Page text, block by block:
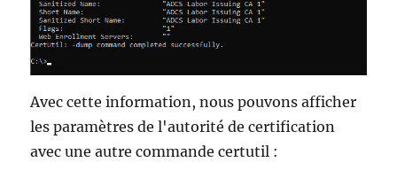
Avec cette information, nous pouvons afficher
les paramètres de l'autorité de certification
avec une autre commande certutil :